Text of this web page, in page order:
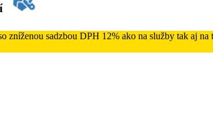
sadzbou DPH 12% ako na služby tak aj